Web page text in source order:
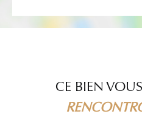
CE BIEN